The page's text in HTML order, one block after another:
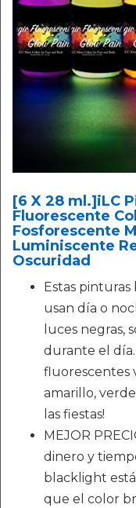
[6 X 28 ml.]iLC
Fluorescente
Fosforescente
Luminiscente
Oscuridad
Estas
usan día o
luces negras,
durante el
fluorescentes
amarillo,
las fiestas!
MEJOR
dinero y
blacklight
que el color